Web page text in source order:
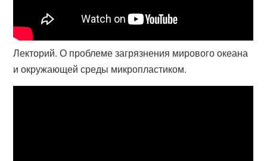
Лекторий. О проблеме загрязнения мирового океана
и окружающей среды микропластиком.